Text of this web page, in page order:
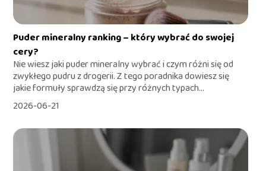
Puder mineralny ranking – który wybrać do swojej
cery?
Nie wiesz jaki puder mineralny wybrać i czym różni się od
zwykłego pudru z drogerii. Z tego poradnika dowiesz się
jakie formuły sprawdzą się przy różnych typach...
2026-06-21